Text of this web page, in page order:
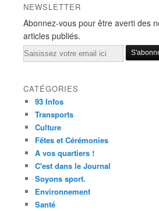
NEWSLETTER
Abonnez-vous pour être averti des
articles publiés.
Email
CATÉGORIES
93 Infos
Transports
Culture
Fêtes et Cérémonies
A vos quartiers !
C'est dans le Journal
Soyons sport.
Environnement
Santé